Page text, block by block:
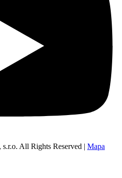
All Rights Reserved | Mapa